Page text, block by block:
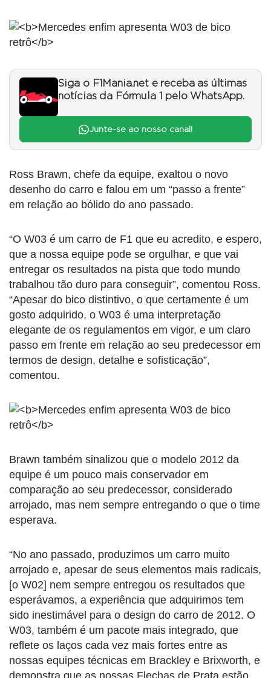
Siga o F1Mania.net e receba as últimas
notícias da Fórmula 1 pelo WhatsApp.
Junte-se ao nosso canal!
Ross Brawn, chefe da equipe, exaltou o novo
desenho do carro e falou em um “passo a frente”
em relação ao bólido do ano passado.
“O W03 é um carro de F1 que eu acredito, e espero,
que a nossa equipe pode se orgulhar, e que vai
entregar os resultados na pista que todo mundo
trabalhou tão duro para conseguir”, comentou Ross.
“Apesar do bico distintivo, o que certamente é um
gosto adquirido, o W03 é uma interpretação
elegante de os regulamentos em vigor, e um claro
passo em frente em relação ao seu predecessor em
termos de design, detalhe e sofisticação”,
comentou.
Brawn também sinalizou que o modelo 2012 da
equipe é um pouco mais conservador em
comparação ao seu predecessor, considerado
arrojado, mas nem sempre entregando o que o time
esperava.
“No ano passado, produzimos um carro muito
arrojado e, apesar de seus elementos mais radicais,
[o W02] nem sempre entregou os resultados que
esperávamos, a experiência que adquirimos tem
sido inestimável para o design do carro de 2012. O
W03, também é um pacote mais integrado, que
reflete os laços cada vez mais fortes entre as
nossas equipes técnicas em Brackley e Brixworth, e
demonstra que as nossas Flechas de Prata estão